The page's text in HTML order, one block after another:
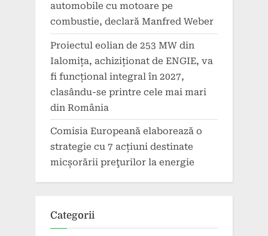
automobile cu motoare pe
combustie, declară Manfred Weber
Proiectul eolian de 253 MW din
Ialomița, achiziționat de ENGIE, va
fi funcțional integral în 2027,
clasându-se printre cele mai mari
din România
Comisia Europeană elaborează o
strategie cu 7 acțiuni destinate
micșorării preţurilor la energie
Categorii